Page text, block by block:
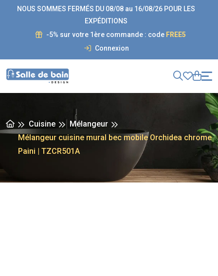
NOUS SOMMES FERMÉS DU 08/08 au 16/08/26 POUR LES
EXPÉDITIONS
-5% sur votre 1ère commande : code FREE5
Connexion
Cuisine
Mélangeur
Mélangeur cuisine mural bec mobile Orchidea chrome
Paini | TZCR501A